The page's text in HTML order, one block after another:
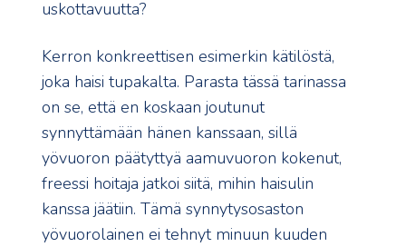
uskottavuutta?
Kerron konkreettisen esimerkin kätilöstä,
joka haisi tupakalta. Parasta tässä tarinassa
on se, että en koskaan joutunut
synnyttämään hänen kanssaan, sillä
yövuoron päätyttyä aamuvuoron kokenut,
freessi hoitaja jatkoi siitä, mihin haisulin
kanssa jäätiin. Tämä synnytysosaston
yövuorolainen ei tehnyt minuun kuuden